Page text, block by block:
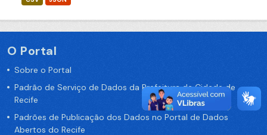
O Portal
Sobre o Portal
Padrão de Serviço de Dados da Prefeitura da Cidade de
Recife
Padrões de Publicação dos Dados no Portal de Dados
Abertos do Recife